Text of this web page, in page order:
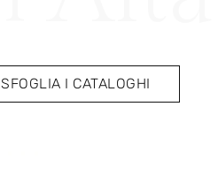
SFOGLIA I CATALOGHI